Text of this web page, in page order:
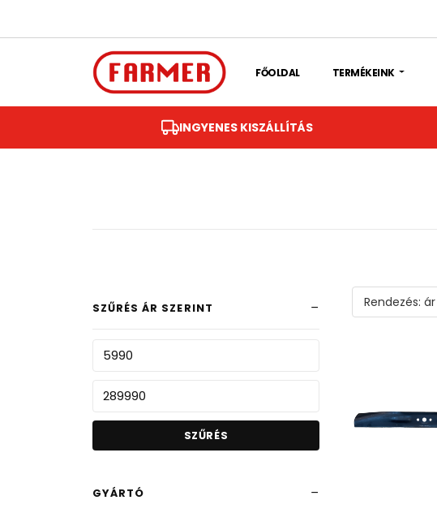
FŐOLDAL TERMÉKEINK
INGYENES KISZÁLLÍTÁS
SZŰRÉS ÁR SZERINT
SZŰRÉS
GYÁRTÓ